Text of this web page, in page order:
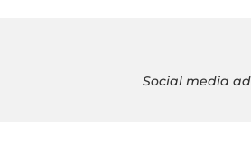
Social media